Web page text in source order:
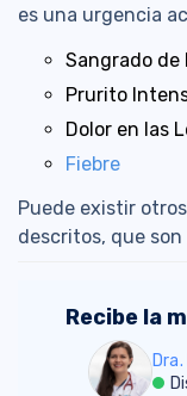
es una urgencia
Sangrado de
Prurito
Dolor en las
Fiebre
Puede existir
descritos, que
Recibe la